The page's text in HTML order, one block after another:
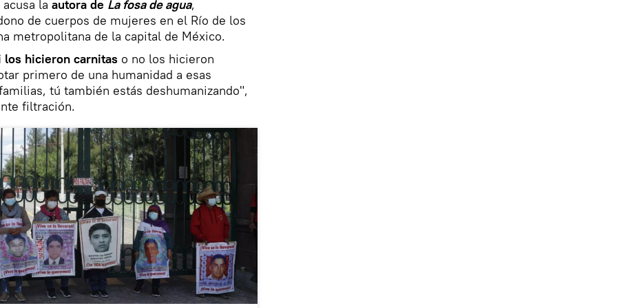
la autora de La fosa de agua,
de cuerpos de mujeres en el Río de los
metropolitana de la capital de México.
los hicieron carnitas o no los hicieron
primero de una humanidad a esas
tú también estás deshumanizando",
filtración.